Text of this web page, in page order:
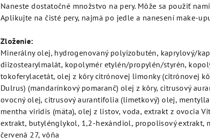
Naneste dostatočné množstvo na pery. Môže sa použiť
Aplikujte na čisté pery, najmä po jedle a nanesení make-
Zloženie:
Minerálny olej, hydrogenovaný polyizobutén, kaprylový/
diizostearylmalát, kopolymér etylén/propylén/styrén,
tokoferylacetát, olej z kôry citrónovej limonky (citrónovej
Dulrus) (mandarínkový pomaranč) olej z kôry, citrusový
ovocný olej, citrusový aurantifolia (limetkový) olej,
mentha viridis (mäta), olej z listov, voda, extrakt z ovocia
extrakt, butylénglykol, 1,2-hexándiol, propolisový extrakt,
červená 27, vôňa